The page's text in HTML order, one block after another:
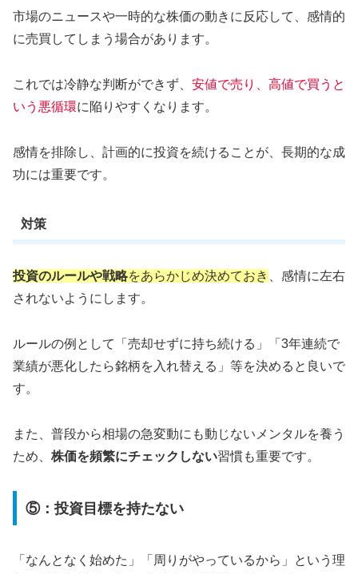
市場のニュースや一時的な株価の動きに反応して、感情的
に売買してしまう場合があります。
これでは冷静な判断ができず、 安値で売り、高値で買うと
いう悪循環に陥りやすくなります。
感情を排除し、計画的に投資を続けることが、長期的な成
功には重要です。
対策
投資のルールや戦略をあらかじめ決めておき
、感情に左右
されないようにします。
ルールの例として「売却せずに持ち続ける」「3年連続で
業績が悪化したら銘柄を入れ替える」等を決めると良いで
す。
また、普段から相場の急変動にも動じないメンタルを養う
ため、 株価を頻繁にチェックしない習慣も重要です。
⑤：投資目標を持たない
「なんとなく始めた」「周りがやっているから」という理